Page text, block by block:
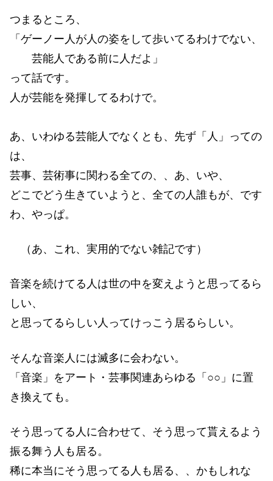
つまるところ、
「ゲーノー人が人の姿をして歩いてるわけでない、
芸能人である前に人だよ」
って話です。
人が芸能を発揮してるわけで。
あ、いわゆる芸能人でなくとも、先ず「人」っての
は、
芸事、芸術事に関わる全ての、、あ、いや、
どこでどう生きていようと、全ての人誰もが、です
わ、やっぱ。
（あ、これ、実用的でない雑記です）
音楽を続けてる人は世の中を変えようと思ってるら
しい、
と思ってるらしい人ってけっこう居るらしい。
そんな音楽人には滅多に会わない。
「音楽」をアート・芸事関連あらゆる「○○」に置
き換えても。
そう思ってる人に合わせて、そう思って貰えるよう
振る舞う人も居る。
稀に本当にそう思ってる人も居る、、かもしれな